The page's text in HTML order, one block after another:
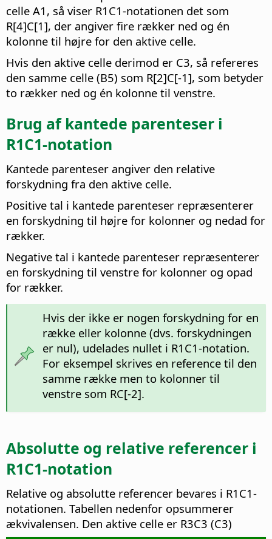
celle A1, så viser R1C1-notationen det som
R[4]C[1], der angiver fire rækker ned og én
kolonne til højre for den aktive celle.
Hvis den aktive celle derimod er C3, så refereres
den samme celle (B5) som R[2]C[-1], som betyder
to rækker ned og én kolonne til venstre.
Brug af kantede parenteser i
R1C1-notation
Kantede parenteser angiver den relative
forskydning fra den aktive celle.
Positive tal i kantede parenteser repræsenterer
en forskydning til højre for kolonner og nedad for
rækker.
Negative tal i kantede parenteser repræsenterer
en forskydning til venstre for kolonner og opad
for rækker.
Hvis der ikke er nogen forskydning for en
række eller kolonne (dvs. forskydningen
er nul), udelades nullet i R1C1-notation.
For eksempel skrives en reference til den
samme række men to kolonner til
venstre som RC[-2].
Absolutte og relative referencer i
R1C1-notation
Relative og absolutte referencer bevares i R1C1-
notationen. Tabellen nedenfor opsummerer
ækvivalensen. Den aktive celle er R3C3 (C3)